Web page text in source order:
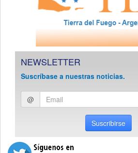
NEWSLETTER
Suscríbase a nuestras noticias.
Ingresar
email
@
Suscribirse